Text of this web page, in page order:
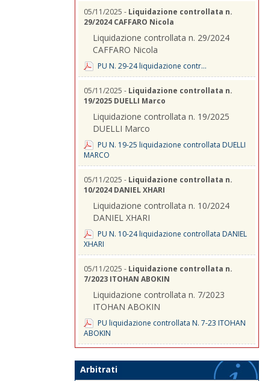
05/11/2025 - Liquidazione controllata n.
29/2024 CAFFARO Nicola
Liquidazione controllata n. 29/2024
CAFFARO Nicola
PU N. 29-24 liquidazione contr...
05/11/2025 - Liquidazione controllata n.
19/2025 DUELLI Marco
Liquidazione controllata n. 19/2025
DUELLI Marco
PU N. 19-25 liquidazione controllata DUELLI
MARCO
05/11/2025 - Liquidazione controllata n.
10/2024 DANIEL XHARI
Liquidazione controllata n. 10/2024
DANIEL XHARI
PU N. 10-24 liquidazione controllata DANIEL
XHARI
05/11/2025 - Liquidazione controllata n.
7/2023 ITOHAN ABOKIN
Liquidazione controllata n. 7/2023
ITOHAN ABOKIN
PU liquidazione controllata N. 7-23 ITOHAN
ABOKIN
Arbitrati